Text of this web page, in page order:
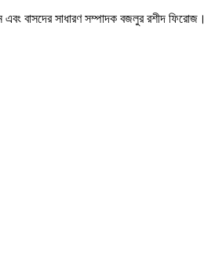
বাসদের সাধারণ সম্পাদক বজলুর রশীদ ফিরোজ।